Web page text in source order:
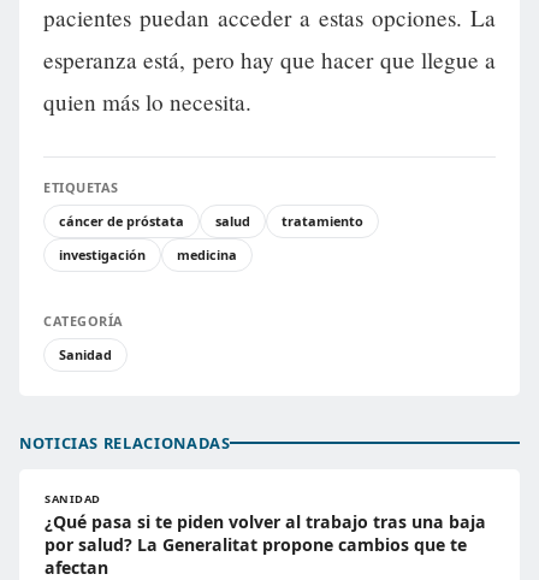
pacientes puedan acceder a estas opciones. La
esperanza está, pero hay que hacer que llegue a
quien más lo necesita.
ETIQUETAS
cáncer de próstata
salud
tratamiento
investigación
medicina
CATEGORÍA
Sanidad
NOTICIAS RELACIONADAS
SANIDAD
¿Qué pasa si te piden volver al trabajo tras una baja
por salud? La Generalitat propone cambios que te
afectan